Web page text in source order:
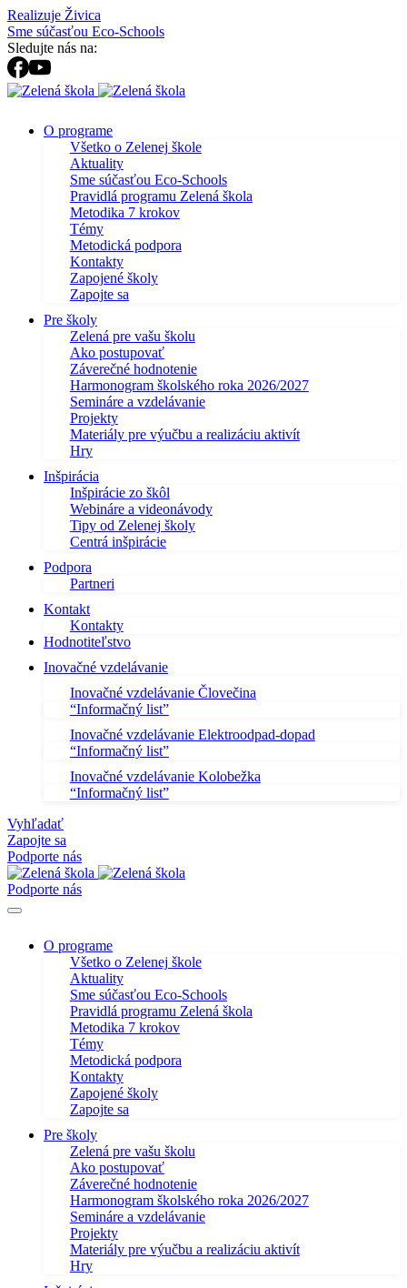
Realizuje Živica
Sme súčasťou Eco-Schools
Sledujte nás na:
O programe
Všetko o Zelenej škole
Aktuality
Sme súčasťou Eco-Schools
Pravidlá programu Zelená škola
Metodika 7 krokov
Témy
Metodická podpora
Kontakty
Zapojené školy
Zapojte sa
Pre školy
Zelená pre vašu školu
Ako postupovať
Záverečné hodnotenie
Harmonogram školského roka 2026/2027
Semináre a vzdelávanie
Projekty
Materiály pre výučbu a realizáciu aktivít
Hry
Inšpirácia
Inšpirácie zo škôl
Webináre a videonávody
Tipy od Zelenej školy
Centrá inšpirácie
Podpora
Partneri
Kontakt
Kontakty
Hodnotiteľstvo
Inovačné vzdelávanie
Inovačné vzdelávanie Človečina
“Informačný list”
Inovačné vzdelávanie Elektroodpad-dopad
“Informačný list”
Inovačné vzdelávanie Kolobežka
“Informačný list”
Vyhľadať
Zapojte sa
Podporte nás
Podporte nás
O programe
Všetko o Zelenej škole
Aktuality
Sme súčasťou Eco-Schools
Pravidlá programu Zelená škola
Metodika 7 krokov
Témy
Metodická podpora
Kontakty
Zapojené školy
Zapojte sa
Pre školy
Zelená pre vašu školu
Ako postupovať
Záverečné hodnotenie
Harmonogram školského roka 2026/2027
Semináre a vzdelávanie
Projekty
Materiály pre výučbu a realizáciu aktivít
Hry